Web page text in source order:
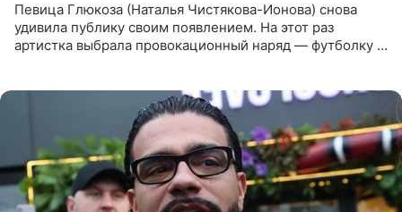
Певица Глюкоза (Наталья Чистякова-Ионова) снова
удивила публику своим появлением. На этот раз
артистка выбрала провокационный наряд — футболку с